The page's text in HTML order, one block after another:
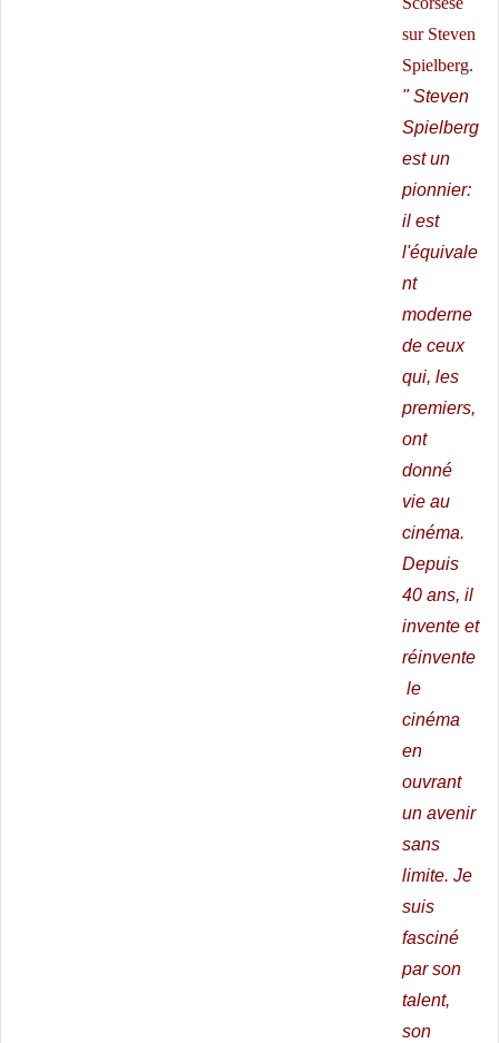
sur Steven
Spielberg.
" Steven
Spielberg
est un
pionnier:
il est
l'équivale
nt
moderne
de ceux
qui, les
premiers,
ont
donné
vie au
cinéma.
Depuis
40 ans, il
invente et
réinvente
le
cinéma
en
ouvrant
un avenir
sans
limite.Je
suis
fasciné
par son
talent,
son